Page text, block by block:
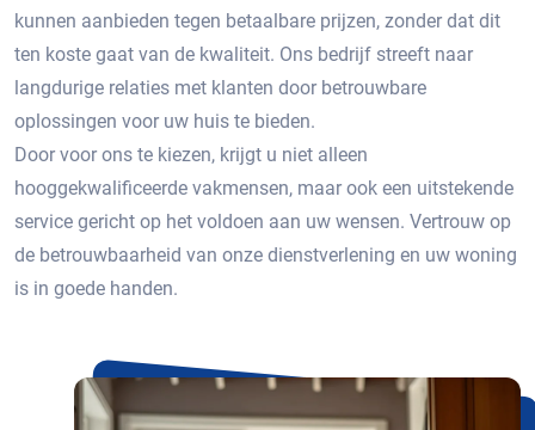
kunnen aanbieden tegen betaalbare prijzen, zonder dat dit
ten koste gaat van de kwaliteit. Ons bedrijf streeft naar
langdurige relaties met klanten door betrouwbare
oplossingen voor uw huis te bieden.
Door voor ons te kiezen, krijgt u niet alleen
hooggekwalificeerde vakmensen, maar ook een uitstekende
service gericht op het voldoen aan uw wensen. Vertrouw op
de betrouwbaarheid van onze dienstverlening en uw woning
is in goede handen.